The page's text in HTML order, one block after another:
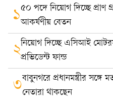
১৫০ পদে নিয়োগ দিচ্ছে প্রাণ
আকর্ষণীয় বেতন
২নিয়োগ দিচ্ছে এসিআই
প্রভিডেন্ট ফান্ড
৩বাবুনগরে প্রধানমন্ত্রীর সঙ্গে
নেতারা থাকছেন